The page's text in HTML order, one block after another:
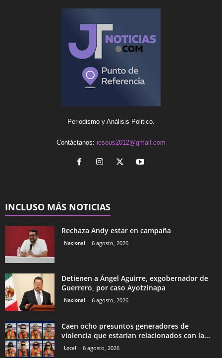
Periodismo y Análisis Politico.
Contáctanos: iesous2012@gmail.com
INCLUSO MÁS NOTICIAS
Rechaza Andy estar en campaña
Nacional 6 agosto, 2026
Detienen a Ángel Aguirre, exgobernador de
Guerrero, por caso Ayotzinapa
Nacional 6 agosto, 2026
Caen ocho presuntos generadores de
violencia que estarían relacionados con la...
Local 6 agosto, 2026